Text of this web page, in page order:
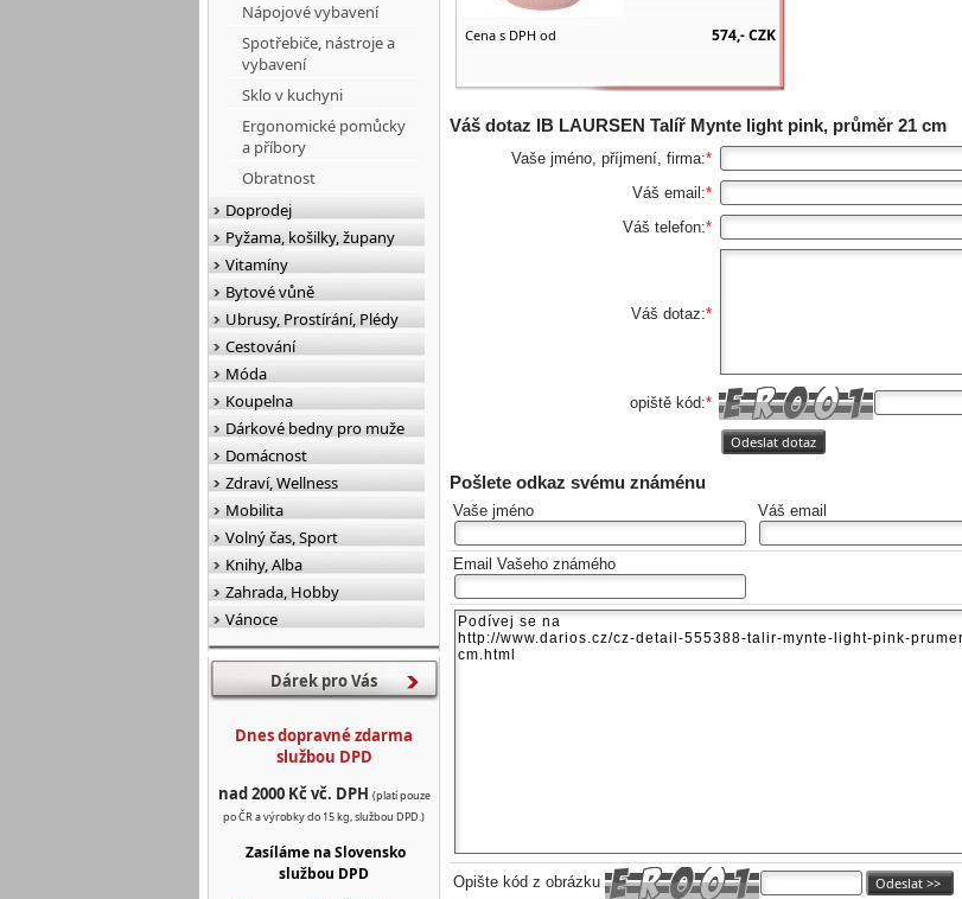
Cena s DPH od 574,-CZK
Váš dotaz IB LAURSEN Talíř Mynte light pink, průměr 21 cm
Vaše jméno, příjmení, firma:*
Váš email:*
Váš telefon:*
Váš dotaz:*
opiště kód:*
Pošlete odkaz svému známénu
Vaše jméno Váš email
Email Vašeho známého
Opište kód z obrázku
Nápojové vybavení
Spotřebiče, nástroje a
vybavení
Sklo v kuchyni
Ergonomické pomůcky
a příbory
Obratnost
Doprodej
Pyžama, košilky, župany
Vitamíny
Bytové vůně
Ubrusy, Prostírání, Plédy
Cestování
Móda
Koupelna
Dárkové bedny pro muže
Domácnost
Zdraví, Wellness
Mobilita
Volný čas, Sport
Knihy, Alba
Zahrada, Hobby
Vánoce
Dárek pro Vás
Dnes dopravné zdarma
službou DPD
nad 2000 Kč vč. DPH (platí pouze
po ČR a výrobky do 15 kg, službou DPD.)
Zasíláme na Slovensko
službou DPD